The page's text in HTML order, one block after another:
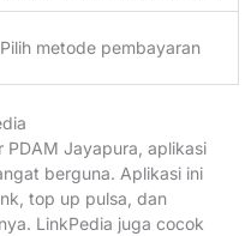
metode pembayaran
PDAM Jayapura, aplikasi
berguna. Aplikasi ini
top up pulsa, dan
LinkPedia juga cocok